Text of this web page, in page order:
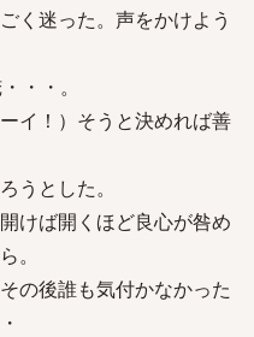
く迷った。声をかけよう
・・。
イ！）そうと決めれば善
うとした。
けば開くほど良心が咎め
。
の後誰も気付かなかった